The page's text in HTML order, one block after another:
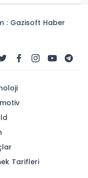
: Gazisoft Haber
Tarifleri